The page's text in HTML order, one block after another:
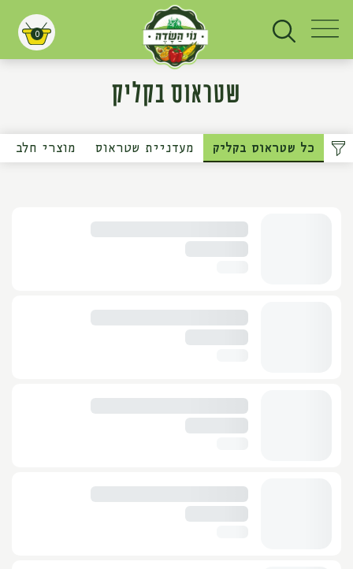
עגלת קניות
0
שטראוס בקליק
כל שטראוס בקליק מעדניית שטראוס מוצרי חלב